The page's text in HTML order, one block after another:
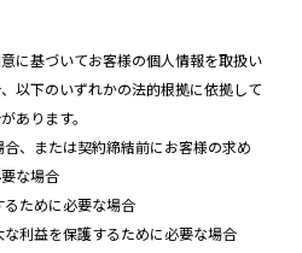
に基づいてお客様の個人情報を取扱い
以下のいずれかの法的根拠に依拠して
あります。
、または契約締結前にお客様の求め
な場合
ために必要な場合
利益を保護するために必要な場合